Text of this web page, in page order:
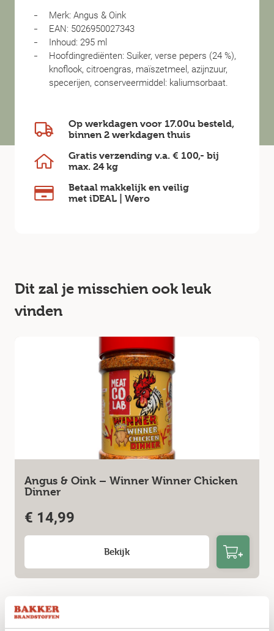
Merk: Angus & Oink
EAN: 5026950027343
Inhoud: 295 ml
Hoofdingrediënten: Suiker, verse pepers (24 %),
knoflook, citroengras, maïszetmeel, azijnzuur,
specerijen, conserveermiddel: kaliumsorbaat.
Op werkdagen voor 17.00u besteld,
binnen 2 werkdagen thuis
Gratis verzending v.a. € 100,- bij
max. 24 kg
Betaal makkelijk en veilig
met iDEAL | Wero
Dit zal je misschien ook leuk
vinden
Angus & Oink – Winner Winner Chicken
Dinner
€ 14,99
Bekijk